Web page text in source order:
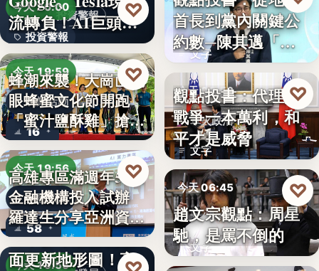
投資警報
今天 20:00
投資警報
文字
流轉負！AI巨頭…
♡
今天 19:59
農業活動
16
蜂潮來襲！大崗山龍
眼蜂蜜文化節開跑
「蜜汁鹽酥雞」搶先
爆…
♡
今天 19:56
金融政策
58
高雄專區滿週年58家
金融機構投入試辦
羅達生分享亞洲資
產…
♡
今天 19:55
二十多年來首次全
面更新地形圖！高
政治分析
文字
首長到黨內關鍵公
約數─陳其邁「被
組閣」背…
今天 06:50
軍火政治
文字
觀點投書：代理人
戰爭一本萬利，和
平才是威脅
♡
今天 06:45
文化評論
文字
趙文宗觀點：周星
馳，是罵不倒的
♡